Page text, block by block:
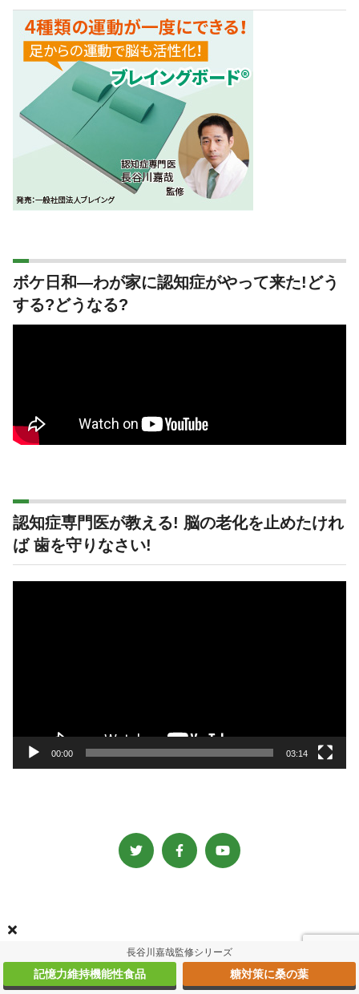
ボケ日和―わが家に認知症がやって来た!どう
する?どうなる?
認知症専門医が教える! 脳の老化を止めたけれ
ば 歯を守りなさい!
00:00 03:14
長谷川嘉哉監修シリーズ
記憶力維持機能性食品 糖対策に桑の葉